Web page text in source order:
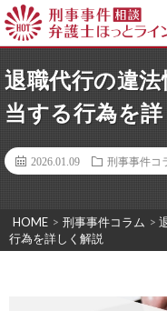
退職代行の違
当する行為を
2026.01.09 刑事事件コ
HOME > 刑事事件コラム >
行為を詳しく解説